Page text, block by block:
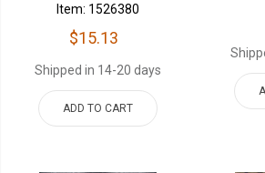
Item: 1526380
$15.13
Shipped in 14-20 days
ADD TO CART